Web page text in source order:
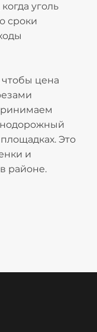
уголь
сроки
чтобы цена
Это
и
районе.